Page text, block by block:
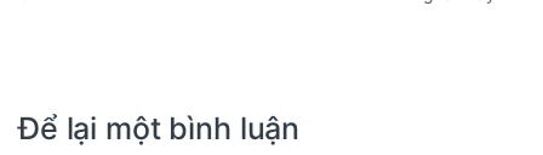
Để lại một bình luận